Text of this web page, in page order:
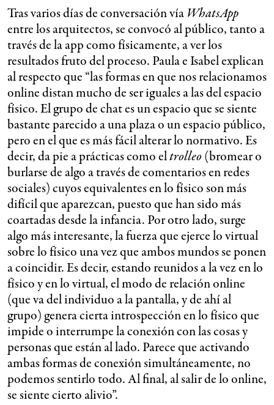
Tras varios días de conversación vía WhatsApp
entre los arquitectos, se convocó al público, tanto a
través de la app como físicamente, a ver los
resultados fruto del proceso. Paula e Isabel explican
al respecto que “las formas en que nos relacionamos
online distan mucho de ser iguales a las del espacio
físico. El grupo de chat es un espacio que se siente
bastante parecido a una plaza o un espacio público,
pero en el que es más fácil alterar lo normativo. Es
decir, da pie a prácticas como eltrolleo (bromear o
burlarse de algo a través de comentarios en redes
sociales) cuyos equivalentes en lo físico son más
difícil que aparezcan, puesto que han sido más
coartadas desde la infancia. Por otro lado, surge
algo más interesante, la fuerza que ejerce lo virtual
sobre lo físico una vez que ambos mundos se ponen
a coincidir. Es decir, estando reunidos a la vez en lo
físico y en lo virtual, el modo de relación online
(que va del individuo a la pantalla, y de ahí al
grupo) genera cierta introspección en lo físico que
impide o interrumpe la conexión con las cosas y
personas que están al lado. Parece que activando
ambas formas de conexión simultáneamente, no
podemos sentirlo todo. Al final, al salir de lo online,
se siente cierto alivio”.